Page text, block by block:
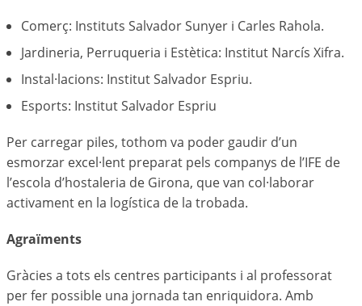
Comerç: Instituts Salvador Sunyer i Carles Rahola.
Jardineria, Perruqueria i Estètica: Institut Narcís Xifra.
Instal·lacions: Institut Salvador Espriu.
Esports: Institut Salvador Espriu
Per carregar piles, tothom va poder gaudir d’un
esmorzar excel·lent preparat pels companys de l’IFE de
l’escola d’hostaleria de Girona, que van col·laborar
activament en la logística de la trobada.
Agraïments
Gràcies a tots els centres participants i al professorat
per fer possible una jornada tan enriquidora. Amb